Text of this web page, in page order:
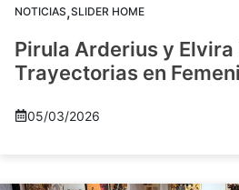
NOTICIAS,SLIDER HOME
Pirula Arderius y
Trayectorias en
05/03/2026